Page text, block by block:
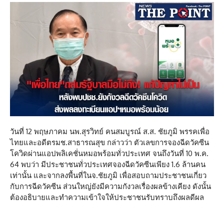
วันที่ 12 พฤษภาคม นพ.สุรวิทย์ คนสมบูรณ์ ส.ส. ชัยภูมิ พรรคเพื่อ
ไทยและอดีตรมช.สาธารณสุข กล่าวว่า ตัวเลขการจองฉีดวัคซีน
โควิดผ่านแอปพลิเคชั่นหมอพร้อมทั่วประเทศ จนถึงวันที่ 10 พ.ค.
64 พบว่า มีประชาชนทั่วประเทศจองฉีดวัคซีนเพียง 1.6 ล้านคน
เท่านั้น และจากลงพื้นที่ในจ.ชัยภูมิ เพื่อสอบถามประชาชนเกี่ยว
กับการฉีดวัคซีน ส่วนใหญ่ยังมีความกังวลเรื่องผลข้างเคียง ดังนั้น
ต้องอธิบายและทำความเข้าใจให้ประชาชนรับทราบถึงผลดีผล